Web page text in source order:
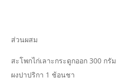
ส่วนผสม
สะโพกไก่เลาะกระดูกออก 300 กรัม
ผงปาปริกา 1 ช้อนชา